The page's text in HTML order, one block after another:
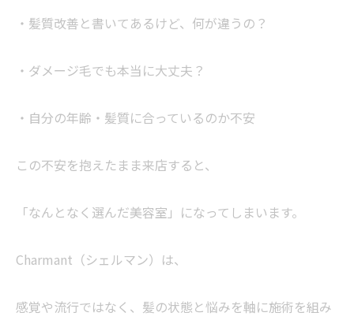
・髪質改善と書いてあるけど、何が違うの？
・ダメージ毛でも本当に大丈夫？
・自分の年齢・髪質に合っているのか不安
この不安を抱えたまま来店すると、
「なんとなく選んだ美容室」になってしまいます。
Charmant（シェルマン）は、
感覚や流行ではなく、髪の状態と悩みを軸に施術を組み